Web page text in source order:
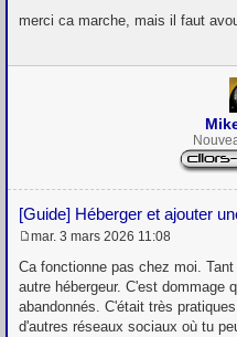
e
a
merci ca marche, mais il faut
[Guide] Héberger et ajouter
e
s
s
a
g
mar. 3 mars 2026 11:08
Ca fonctionne pas chez moi.
autre hébergeur. C'est dommage
abandonnés. C'était très
d'autres réseaux sociaux où tu